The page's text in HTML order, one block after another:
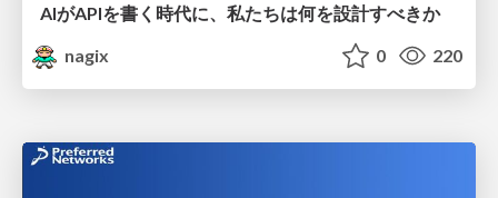
AIがAPIを書く時代に、私たちは何を設計すべきか
nagix
0 220